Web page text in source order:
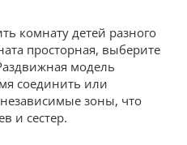
комнату детей разного
просторная, выберите
модель
соединить или
зоны, что
и сестер.